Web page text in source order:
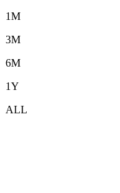
1M
3M
6M
1Y
ALL